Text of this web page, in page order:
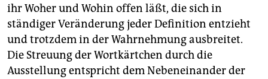
veranstaltungen
shop
fragen & hilfe
ihr Woher und Wohin offen läßt, die sich in
ständiger Veränderung jeder Definition entzieht
und trotzdem in der Wahrnehmung ausbreitet.
Die Streuung der Wortkärtchen durch die
Ausstellung entspricht dem Nebeneinander der